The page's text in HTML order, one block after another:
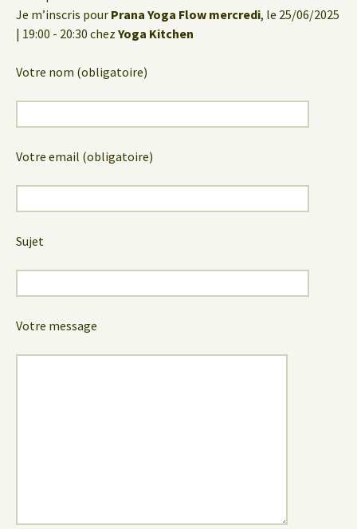
Je m’inscris pour Prana Yoga Flow mercredi, le 25/06/2025
| 19:00 - 20:30 chez Yoga Kitchen
Votre nom (obligatoire)
Votre email (obligatoire)
Sujet
Votre message